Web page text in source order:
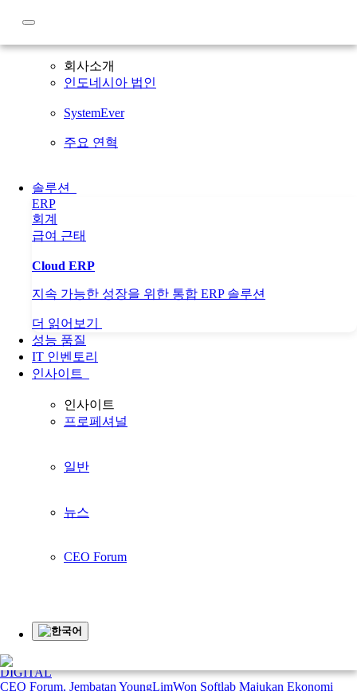
회사소개
인도네시아 법인
SystemEver
주요 연혁
솔루션
ERP
회계
급여 근태
Cloud ERP
지속 가능한 성장을 위한 통합 ERP 솔루션
더 읽어보기
성능 품질
IT 인벤토리
인사이트
인사이트
프로페셔널
일반
뉴스
CEO Forum
한국어
홈페이지 인사이트
Peta Digital Indonesia 2021-2024, UKM Bakal Go Digitalisasi Bisnis
DIGITAL
Teknologi yang Berkembang di Tengah Krisis Corona
DIGITAL
CEO Forum, Jembatan YoungLimWon Softlab Majukan Ekonomi